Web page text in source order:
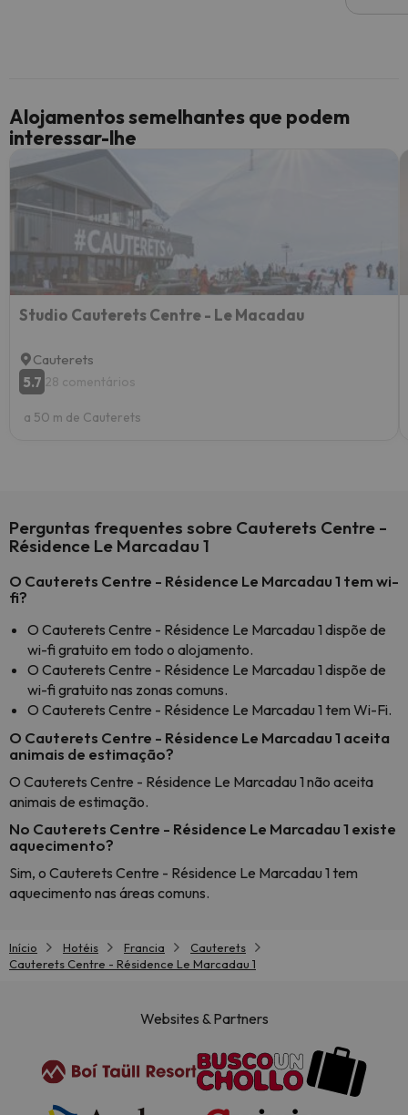
Alojamentos semelhantes que podem
interessar-lhe
Studio Cauterets Centre - Le Macadau
Cauterets
5.7 28 comentários
a 50 m de Cauterets
Perguntas frequentes sobre Cauterets Centre -
Résidence Le Marcadau 1
O Cauterets Centre - Résidence Le Marcadau 1 tem wi-
fi?
O Cauterets Centre - Résidence Le Marcadau 1 dispõe de
wi-fi gratuito em todo o alojamento.
O Cauterets Centre - Résidence Le Marcadau 1 dispõe de
wi-fi gratuito nas zonas comuns.
O Cauterets Centre - Résidence Le Marcadau 1 tem Wi-Fi.
O Cauterets Centre - Résidence Le Marcadau 1 aceita
animais de estimação?
O Cauterets Centre - Résidence Le Marcadau 1 não aceita
animais de estimação.
No Cauterets Centre - Résidence Le Marcadau 1 existe
aquecimento?
Sim, o Cauterets Centre - Résidence Le Marcadau 1 tem
aquecimento nas áreas comuns.
Início Hotéis Francia
Cauterets
Cauterets Centre - Résidence Le Marcadau 1
Websites & Partners